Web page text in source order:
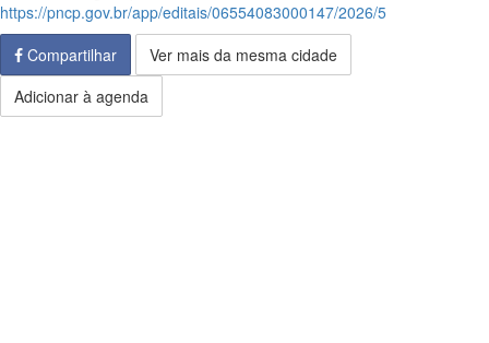
https://pncp.gov.br/app/editais/06554083000147/2026/5
Compartilhar
Ver mais da mesma cidade
Adicionar à agenda